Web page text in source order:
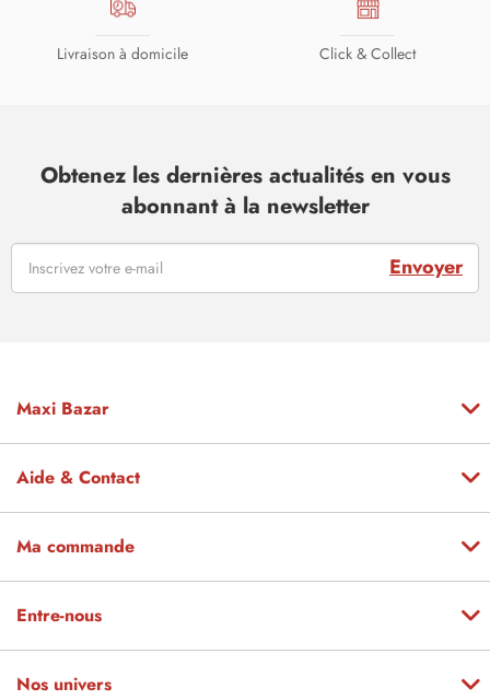
Livraison à domicile Click & Collect
Obtenez les dernières actualités en vous
abonnant à la newsletter
Envoyer
Maxi Bazar
Aide & Contact
Ma commande
Entre-nous
Nos univers